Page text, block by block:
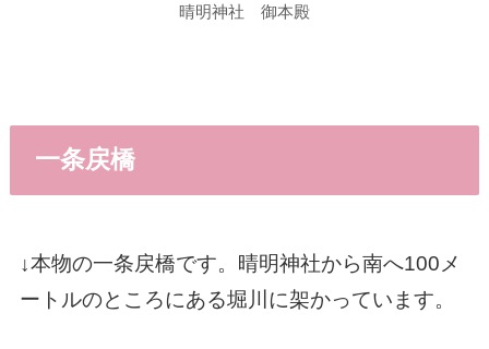
晴明神社 御本殿
一条戻橋
↓本物の一条戻橋です。晴明神社から南へ100メ
ートルのところにある堀川に架かっています。